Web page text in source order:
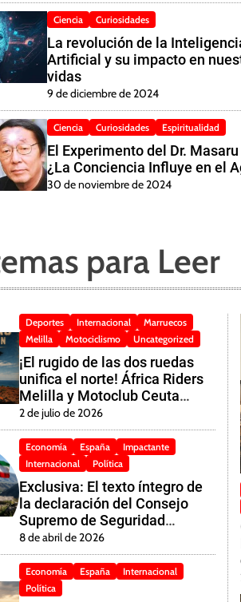
Ciencia Curiosidades
La revolución de la
Artificial y su impacto en
vidas
9 de diciembre de 2024
Ciencia Curiosidades Espiritualidad
El Experimento del Dr.
¿La Conciencia Influye en el
30 de noviembre de 2024
para Leer
Deportes Internacional
Marruecos
Melilla
Motociclismo Uncategorized
¡El rugido de las dos ruedas
unifica el norte! África Riders
Melilla y Motoclub Ceuta
listos para conquistar la 5ª
Edición del «Rassemblement
des Amis Alhuseima»
2 de julio de 2026
Economía España
Impactante
Internacional
Política
Exclusiva: El texto íntegro de
la declaración del Consejo
Supremo de Seguridad
Nacional de Irán tras la
«Victoria en la Tercera Guerra
Impuesta»
8 de abril de 2026
Economía España
Internacional
Política